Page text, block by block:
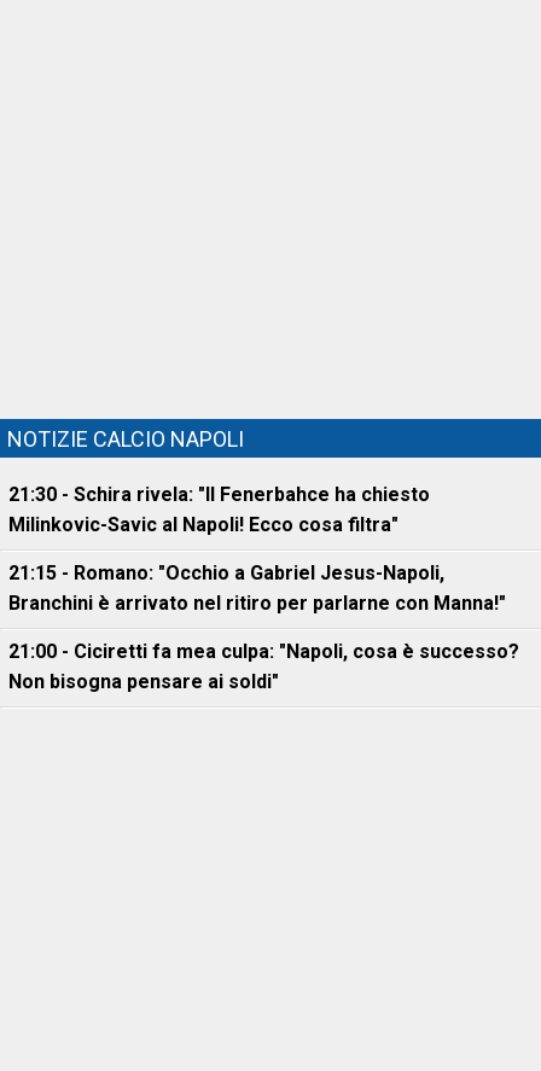
NOTIZIE CALCIO NAPOLI
21:30 - Schira rivela: "Il Fenerbahce ha chiesto
Milinkovic-Savic al Napoli! Ecco cosa filtra"
21:15 - Romano: "Occhio a Gabriel Jesus-Napoli,
Branchini è arrivato nel ritiro per parlarne con Manna!"
21:00 - Ciciretti fa mea culpa: "Napoli, cosa è successo?
Non bisogna pensare ai soldi"